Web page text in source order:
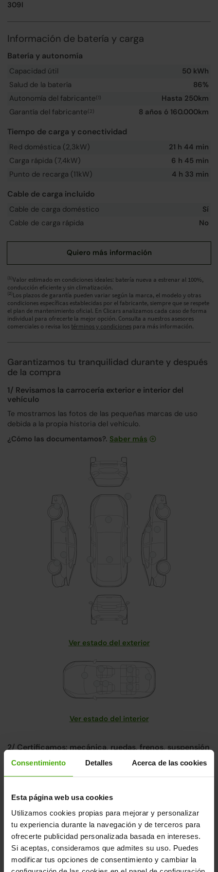
Consentimiento Detalles Acerca de las cookies
Esta página web usa cookies
Utilizamos cookies propias para mejorar y personalizar
tu experiencia durante la navegación y de terceros para
ofrecerte publicidad personalizada basada en intereses.
Si aceptas, consideramos que admites su uso. Puedes
modificar tus opciones de consentimiento y cambiar la
309l
Información de batería y carga
Batería y autonomía
Capacidad útil
50 kWh
Salud de la batería
86%
Autonomía del fabricante(1)
Hasta 250km
Garantía del fabricante(2) 8 años ó 160.000km
Tiempo de carga y conectividad
Red doméstica (2,3kW)
21 h 44 min
Carga rápida (7,4kW)
6 h 45 min
Punto de recarga (11kW)
4 h 33 min
Cable de carga incluido
Cable de carga doméstico
Sí
Cable de carga rápida
No
(1)Valor estimado en condiciones ideales: batería nueva a estrenar al 100%,
conducción eficiente y sin climatización.
(2)Los plazos de garantía pueden variar según la marca, el modelo y otras
condiciones específicas establecidas por el fabricante, siempre que se respete
el plan de mantenimiento oficial. En Clicars analizamos cada caso de forma
individual para ofrecerte la mejor opción. Consulta a nuestros asesores
comerciales o revisa lostérminos y condiciones para más información.
Garantizamos tu tranquilidad durante y después
de la compra
1/ Revisamos la carrocería exterior e interior del
vehículo
Te mostramos las fotos de las pequeñas marcas de uso
debida a la propia historia del vehículo.
¿Cómo las documentamos?. Saber más
Ver estado del exterior
Ver estado del interior
2/ Certificamos: mecánica, ruedas, frenos, suspensión
Historial Carfax.Saber más
Nuestros coches son únicos.